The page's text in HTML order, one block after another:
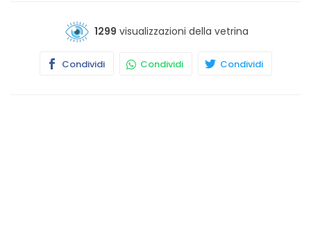
1299 visualizzazioni della vetrina
Condividi Condividi Condividi